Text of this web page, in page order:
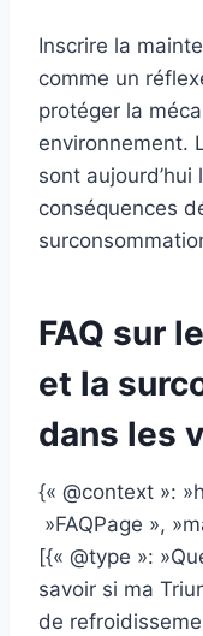
Inscrire la
comme un
protéger la
environnement.
sont
conséquences
FAQ sur
et la
dans les
{« @context »:
»FAQPage »,
[{« @type »:
savoir si ma
de